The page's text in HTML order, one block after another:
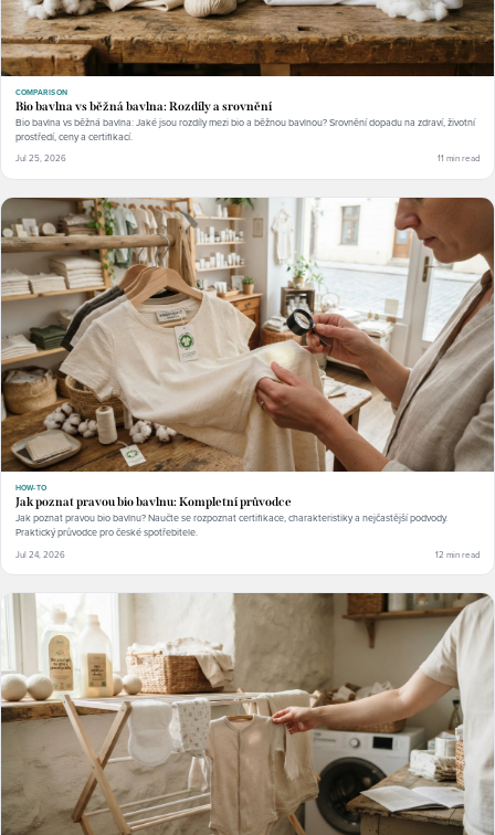
COMPARISON
Bio bavlna vs běžná bavlna: Rozdíly a srovnění
Bio bavlna vs běžná bavlna: Jaké jsou rozdíly mezi bio a běžnou bavlnou? Srovnění dopadu na zdraví, životní
prostředí, ceny a certifikací.
Jul 25, 2026 11 min read
HOW-TO
Jak poznat pravou bio bavlnu: Kompletní průvodce
Jak poznat pravou bio bavlnu? Naučte se rozpoznat certifikace, charakteristiky a nejčastější podvody.
Praktický průvodce pro české spotřebitele.
Jul 24, 2026 12 min read